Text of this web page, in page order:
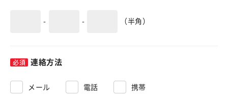
- - （半角）
連絡方法
メール 電話 携帯